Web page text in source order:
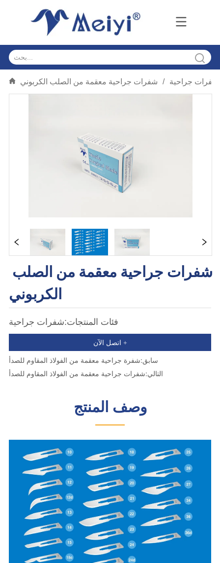
شفرات جراحية / شفرات جراحية معقمة من الصلب الكربوني
الكربوني
فئات المنتجات:شفرات جراحية
اتصل الآن +
سابق:شفرة جراحية معقمة من الفولاذ المقاوم للصدأ
التالي:شفرات جراحية معقمة من الفولاذ المقاوم للصدأ
وصف المنتج